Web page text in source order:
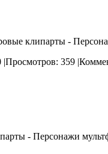
клипарты -
|Просмотров: 359 |